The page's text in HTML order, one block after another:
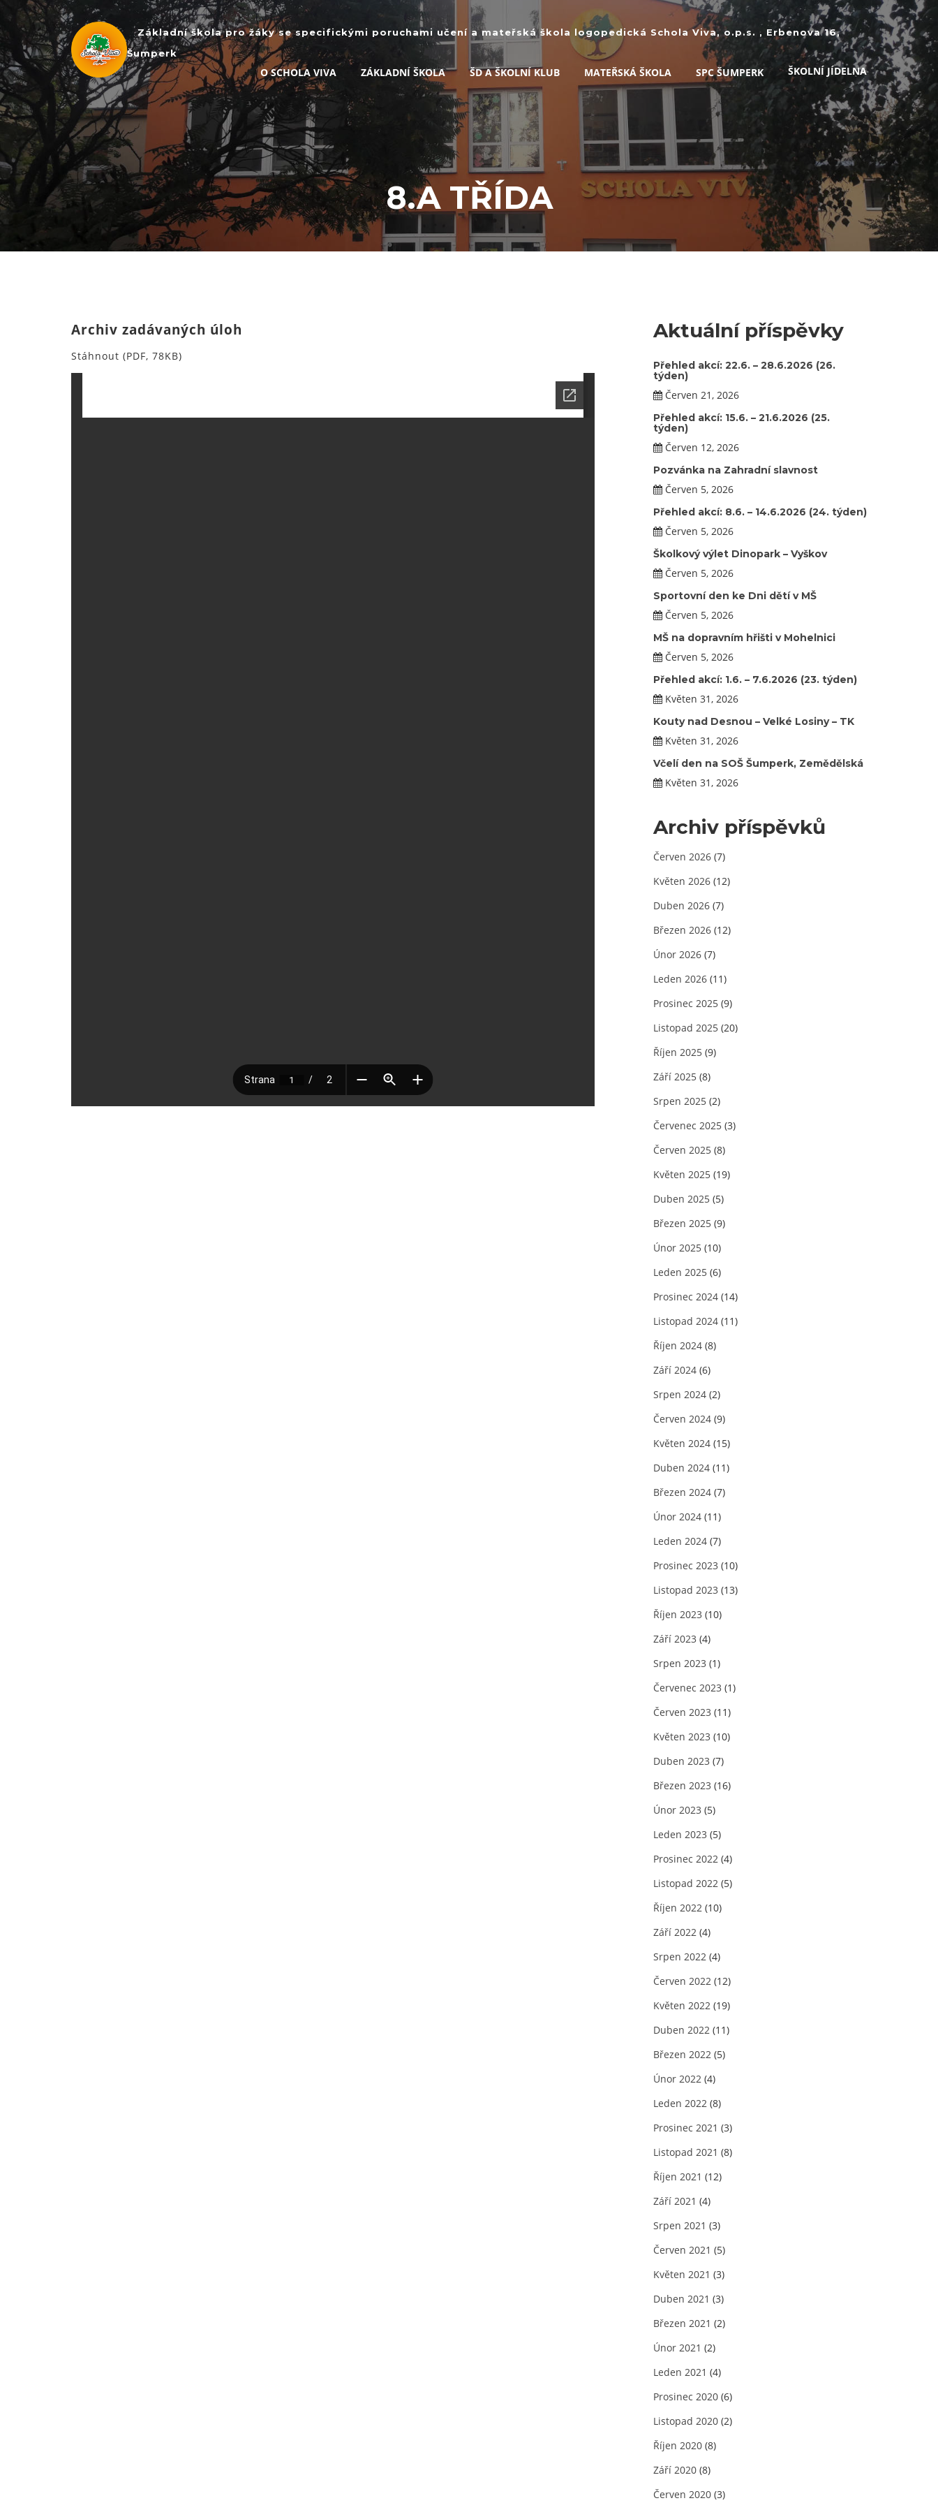
Základní škola pro žáky se specifickými poruchami učení a mateřská škola logopedická Schola Viva, o.p.s. , Erbenova 16,
Šumperk
O SCHOLA VIVA ZÁKLADNÍ ŠKOLA ŠD A ŠKOLNÍ KLUB MATEŘSKÁ ŠKOLA SPC ŠUMPERK ŠKOLNÍ JÍDELNA
8.A TŘÍDA
Archiv zadávaných úloh
Stáhnout (PDF, 78KB)
Aktuální příspěvky
Přehled akcí: 22.6. – 28.6.2026 (26.
týden)
Červen 21, 2026
Přehled akcí: 15.6. – 21.6.2026 (25.
týden)
Červen 12, 2026
Pozvánka na Zahradní slavnost
Červen 5, 2026
Přehled akcí: 8.6. – 14.6.2026 (24. týden)
Červen 5, 2026
Školkový výlet Dinopark – Vyškov
Červen 5, 2026
Sportovní den ke Dni dětí v MŠ
Červen 5, 2026
MŠ na dopravním hřišti v Mohelnici
Červen 5, 2026
Přehled akcí: 1.6. – 7.6.2026 (23. týden)
Květen 31, 2026
Kouty nad Desnou – Velké Losiny – TK
Květen 31, 2026
Včelí den na SOŠ Šumperk, Zemědělská
Květen 31, 2026
Archiv příspěvků
Červen 2026 (7)
Květen 2026 (12)
Duben 2026 (7)
Březen 2026 (12)
Únor 2026 (7)
Leden 2026 (11)
Prosinec 2025 (9)
Listopad 2025 (20)
Říjen 2025 (9)
Září 2025 (8)
Srpen 2025 (2)
Červenec 2025 (3)
Červen 2025 (8)
Květen 2025 (19)
Duben 2025 (5)
Březen 2025 (9)
Únor 2025 (10)
Leden 2025 (6)
Prosinec 2024 (14)
Listopad 2024 (11)
Říjen 2024 (8)
Září 2024 (6)
Srpen 2024 (2)
Červen 2024 (9)
Květen 2024 (15)
Duben 2024 (11)
Březen 2024 (7)
Únor 2024 (11)
Leden 2024 (7)
Prosinec 2023 (10)
Listopad 2023 (13)
Říjen 2023 (10)
Září 2023 (4)
Srpen 2023 (1)
Červenec 2023 (1)
Červen 2023 (11)
Květen 2023 (10)
Duben 2023 (7)
Březen 2023 (16)
Únor 2023 (5)
Leden 2023 (5)
Prosinec 2022 (4)
Listopad 2022 (5)
Říjen 2022 (10)
Září 2022 (4)
Srpen 2022 (4)
Červen 2022 (12)
Květen 2022 (19)
Duben 2022 (11)
Březen 2022 (5)
Únor 2022 (4)
Leden 2022 (8)
Prosinec 2021 (3)
Listopad 2021 (8)
Říjen 2021 (12)
Září 2021 (4)
Srpen 2021 (3)
Červen 2021 (5)
Květen 2021 (3)
Duben 2021 (3)
Březen 2021 (2)
Únor 2021 (2)
Leden 2021 (4)
Prosinec 2020 (6)
Listopad 2020 (2)
Říjen 2020 (8)
Září 2020 (8)
Červen 2020 (3)